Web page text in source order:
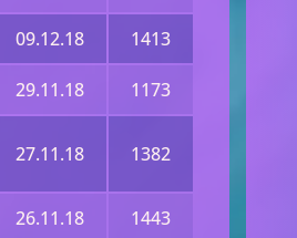
09.12.18 1413
29.11.18 1173
27.11.18 1382
26.11.18 1443